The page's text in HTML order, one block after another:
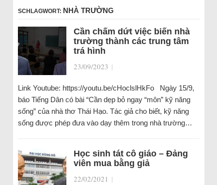
SCHLAGWORT: NHÀ TRƯỜNG
Cần chấm dứt việc biến nhà
trường thành các trung tâm
trá hình
23/09/2023 |
Link Youtube: https://youtu.be/cHoclslHkFo Ngày 15/9,
báo Tiếng Dân có bài “Cần dẹp bỏ ngay “môn” kỹ năng
sống” của nhà thơ Thái Hạo. Tác giả cho biết, kỹ năng
sống được phép đưa vào dạy thêm trong nhà trường…
Học sinh tát cô giáo – Đảng
viên mua bằng giả
22/02/2021 |